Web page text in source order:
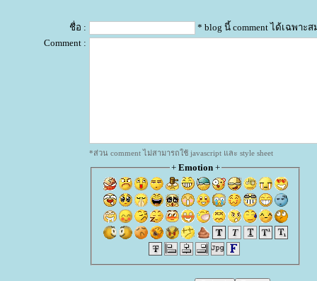
ชื่อ :
* blog นี้ comment ได้เฉพาะ
Comment :
*ส่วน comment ไม่สามารถใช้ javascript และ style sheet
+ Emotion+